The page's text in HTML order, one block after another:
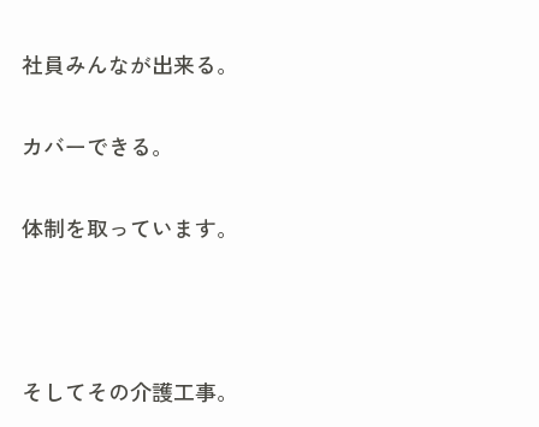
社員みんなが出来る。
カバーできる。
体制を取っています。
そしてその介護工事。